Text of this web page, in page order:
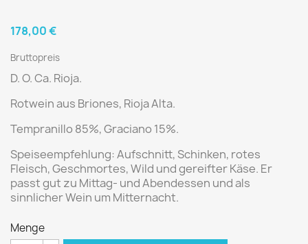
178,00 €
Bruttopreis
D. O. Ca. Rioja.
Rotwein aus Briones, Rioja Alta.
Tempranillo 85%, Graciano 15%.
Speiseempfehlung:Aufschnitt, Schinken, rotes
Fleisch, Geschmortes, Wild und gereifter Käse. Er
passt gut zu Mittag- und Abendessen und als
sinnlicher Wein um Mitternacht.
Menge